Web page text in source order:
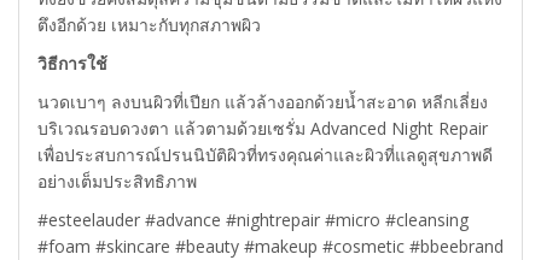
ตึงอีกด้วย เหมาะกับทุกสภาพผิว
วิธีการใช้
นวดเบาๆ ลงบนผิวที่เปียก แล้วล้างออกด้วยน้ำสะอาด หลีกเลี่ยง
บริเวณรอบดวงตา แล้วตามด้วยเซรั่ม Advanced Night Repair
เพื่อประสบการณ์ปรนนิบัติผิวที่ทรงคุณค่าและผิวที่แลดูสุขภาพดี
อย่างเต็มประสิทธิภาพ
#esteelauder #advance #nightrepair #micro #cleansing
#foam #skincare #beauty #makeup #cosmetic #bbeebrand